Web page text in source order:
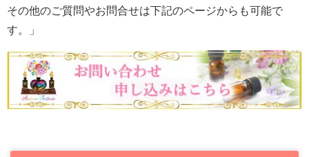
その他のご質問やお問合せは下記のページからも可能で
す。」